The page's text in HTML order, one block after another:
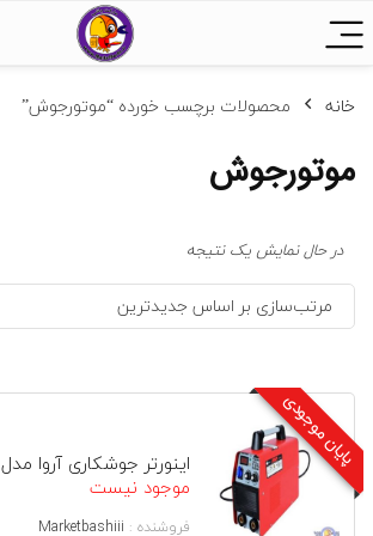
خانه محصولات برچسب خورده “موتورجوش”
موتورجوش
در حال نمایش یک نتیجه
مرتب‌سازی بر اساس جدیدترین
پایان موجودی اینورتر جوشکاری آروا مدل 2113 – 200 آمپر
موجود نیست
فروشنده : Marketbashiii